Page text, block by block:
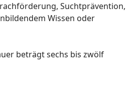
Suchtprävention,
Wissen oder
beträgt sechs bis zwölf